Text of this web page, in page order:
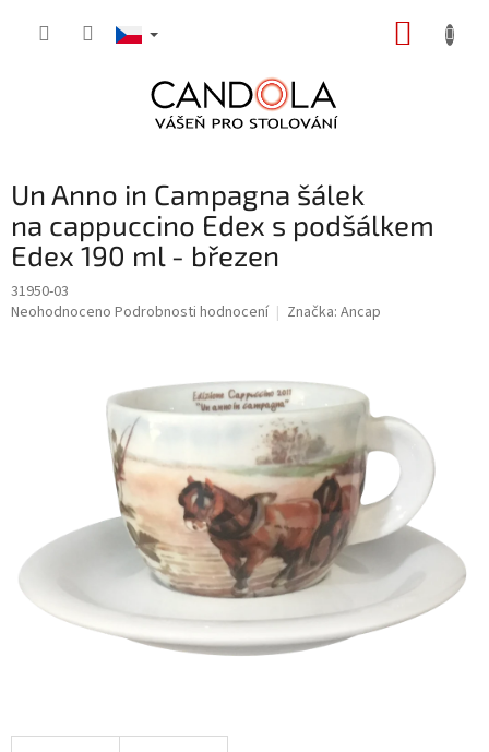
Un Anno in Campagna šálek
na cappuccino Edex s podšálkem
Edex 190 ml - březen
31950-03
Průměrné
Neohodnoceno Podrobnosti hodnocení Značka: Ancap